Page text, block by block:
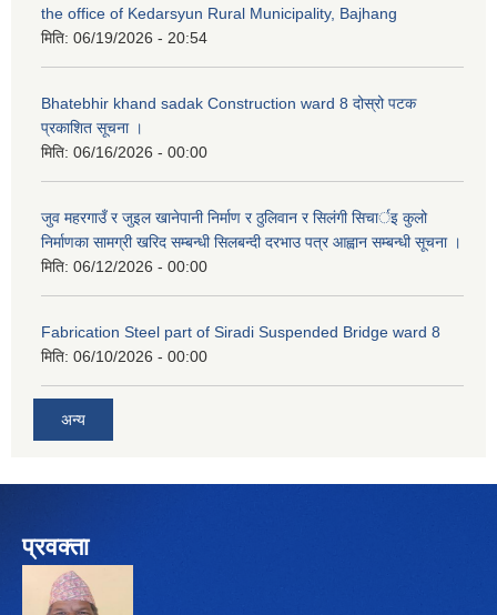
the office of Kedarsyun Rural Municipality, Bajhang
मिति: 06/19/2026 - 20:54
Bhatebhir khand sadak Construction ward 8 दोस्रो पटक
प्रकाशित सूचना ।
मिति: 06/16/2026 - 00:00
जुव महरगाउँ र जुइल खानेपानी निर्माण र ठुलिवान र सिलंगी सिचार्इ कुलो
निर्माणका सामग्री खरिद सम्बन्धी सिलबन्दी दरभाउ पत्र आह्वान सम्बन्धी सूचना ।
मिति: 06/12/2026 - 00:00
Fabrication Steel part of Siradi Suspended Bridge ward 8
मिति: 06/10/2026 - 00:00
अन्य
प्रवक्ता